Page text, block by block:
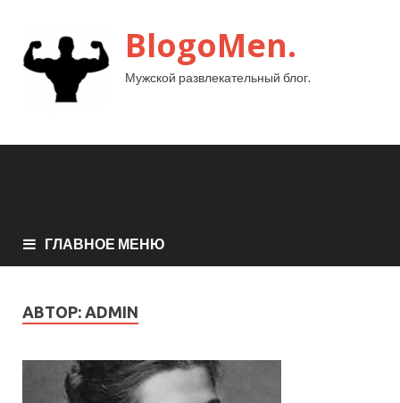
BlogoMen.
Мужской развлекательный блог.
ГЛАВНОЕ МЕНЮ
АВТОР: ADMIN